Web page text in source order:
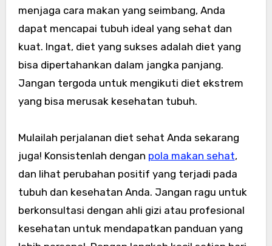
menjaga cara makan yang seimbang, Anda
dapat mencapai tubuh ideal yang sehat dan
kuat. Ingat, diet yang sukses adalah diet yang
bisa dipertahankan dalam jangka panjang.
Jangan tergoda untuk mengikuti diet ekstrem
yang bisa merusak kesehatan tubuh.
Mulailah perjalanan diet sehat Anda sekarang
juga! Konsistenlah dengan pola makan sehat,
dan lihat perubahan positif yang terjadi pada
tubuh dan kesehatan Anda. Jangan ragu untuk
berkonsultasi dengan ahli gizi atau profesional
kesehatan untuk mendapatkan panduan yang